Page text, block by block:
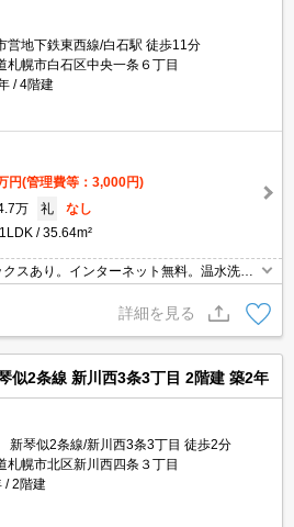
営地下鉄東西線/白石駅 徒歩11分
札幌市白石区中央一条６丁目
4階建
円(管理費等：3,000円)
万 礼
なし
1LDK 35.64m²
スあり。インターネット無料。温水洗浄
有。防犯カメラ。仲介手数料家賃の0.55
詳細を見る
2条線 新川西3条3丁目 2階建 築2年
琴似2条線/新川西3条3丁目 徒歩2分
札幌市北区新川西四条３丁目
2階建